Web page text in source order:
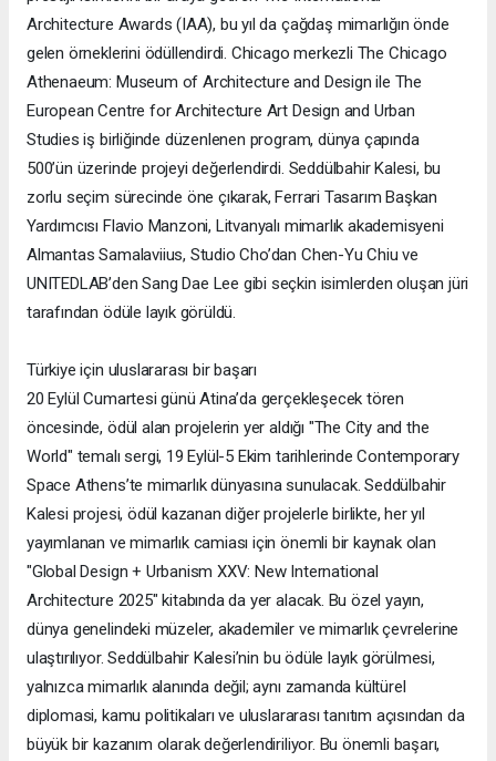
Architecture Awards (IAA), bu yıl da çağdaş mimarlığın önde
gelen örneklerini ödüllendirdi. Chicago merkezli The Chicago
Athenaeum: Museum of Architecture and Design ile The
European Centre for Architecture Art Design and Urban
Studies iş birliğinde düzenlenen program, dünya çapında
500’ün üzerinde projeyi değerlendirdi. Seddülbahir Kalesi, bu
zorlu seçim sürecinde öne çıkarak, Ferrari Tasarım Başkan
Yardımcısı Flavio Manzoni, Litvanyalı mimarlık akademisyeni
Almantas Samalaviius, Studio Cho’dan Chen-Yu Chiu ve
UNITEDLAB’den Sang Dae Lee gibi seçkin isimlerden oluşan jüri
tarafından ödüle layık görüldü.
Türkiye için uluslararası bir başarı
20 Eylül Cumartesi günü Atina’da gerçekleşecek tören
öncesinde, ödül alan projelerin yer aldığı "The City and the
World" temalı sergi, 19 Eylül-5 Ekim tarihlerinde Contemporary
Space Athens’te mimarlık dünyasına sunulacak. Seddülbahir
Kalesi projesi, ödül kazanan diğer projelerle birlikte, her yıl
yayımlanan ve mimarlık camiası için önemli bir kaynak olan
"Global Design + Urbanism XXV: New International
Architecture 2025" kitabında da yer alacak. Bu özel yayın,
dünya genelindeki müzeler, akademiler ve mimarlık çevrelerine
ulaştırılıyor. Seddülbahir Kalesi’nin bu ödüle layık görülmesi,
yalnızca mimarlık alanında değil; aynı zamanda kültürel
diplomasi, kamu politikaları ve uluslararası tanıtım açısından da
büyük bir kazanım olarak değerlendiriliyor. Bu önemli başarı,